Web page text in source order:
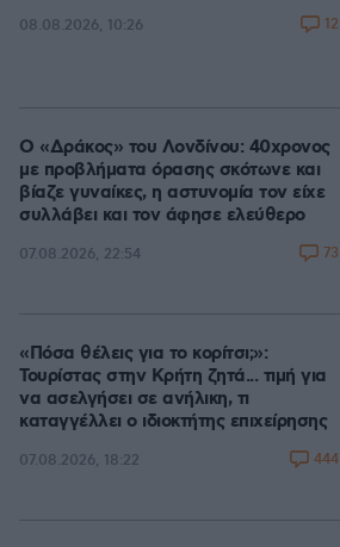
08.08.2026, 10:26 12
Ο «Δράκος» του Λονδίνου: 40χρονος
με προβλήματα όρασης σκότωνε και
βίαζε γυναίκες, η αστυνομία τον είχε
συλλάβει και τον άφησε ελεύθερο
07.08.2026, 22:54 73
«Πόσα θέλεις για το κορίτσι;»:
Τουρίστας στην Κρήτη ζητά... τιμή για
να ασελγήσει σε ανήλικη, τι
καταγγέλλει ο ιδιοκτήτης επιχείρησης
07.08.2026, 18:22 444